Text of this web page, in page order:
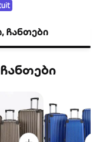
ჩანთები